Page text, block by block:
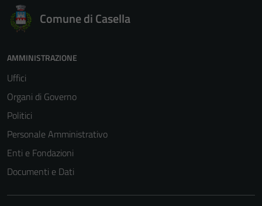
Comune di Casella
AMMINISTRAZIONE
Uffici
Organi di Governo
Politici
Personale Amministrativo
Enti e Fondazioni
Documenti e Dati